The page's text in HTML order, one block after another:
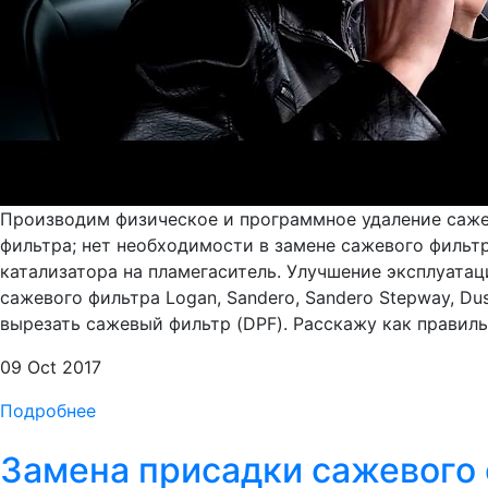
Производим физическое и программное удаление
фильтра; нет необходимости в замене сажевого
катализатора на пламегаситель. Улучшение
сажевого фильтра Logan, Sandero, Sandero Stepway,
вырезать сажевый фильтр (DPF). Расскажу как
09 Oct 2017
Подробнее
Замена присадки сажевого